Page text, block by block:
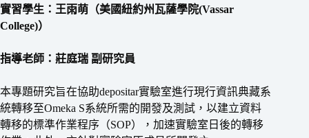
實習學生：王雨萌（美國紐約州瓦薩學院(Vassar
College)）
指導老師：莊庭瑞 副研究員
本專題研究旨在協助depositar實驗室進行現行資訊典藏系
統轉移至Omeka S系統所需的開發及測試，以建立資料
轉移的標準作業程序（SOP），加速實驗室日後的轉移